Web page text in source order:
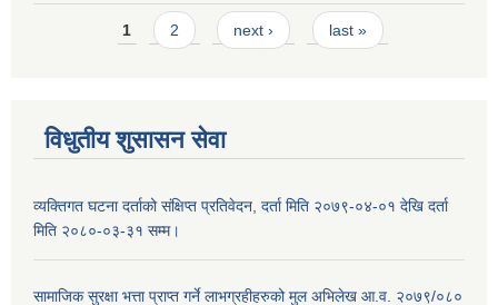
Pages1 2 next › last »
विधुतीय शुसासन सेवा
व्यक्तिगत घटना दर्ताको संक्षिप्त प्रतिवेदन, दर्ता मिति २०७९-०४-०१ देखि दर्ता
मिति २०८०-०३-३१ सम्म।
सामाजिक सुरक्षा भत्ता प्राप्त गर्ने लाभग्रहीहरुको मुल अभिलेख आ.व. २०७९/०८०